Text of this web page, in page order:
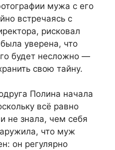
мужа с его
встречаясь с
рисковал
уверена, что
будет несложно —
свою тайну.
Полина начала
всё равно
не знала, чем себя
что муж
он регулярно